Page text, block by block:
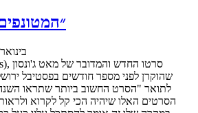
13 בינואר 2015
שהוקרן לפני מספר חודשים בפסטיבל
לתואר "הסרט החשוב ביותר שתראו
הסרטים האלו שיהיה הכי קל לקרוא